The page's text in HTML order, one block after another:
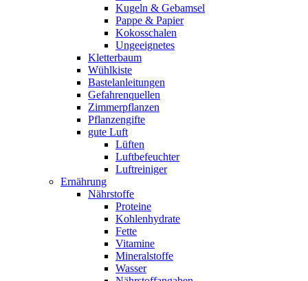
Kugeln & Gebamsel
Pappe & Papier
Kokosschalen
Ungeeignetes
Kletterbaum
Wühlkiste
Bastelanleitungen
Gefahrenquellen
Zimmerpflanzen
Pflanzengifte
gute Luft
Lüften
Luftbefeuchter
Luftreiniger
Ernährung
Nährstoffe
Proteine
Kohlenhydrate
Fette
Vitamine
Mineralstoffe
Wasser